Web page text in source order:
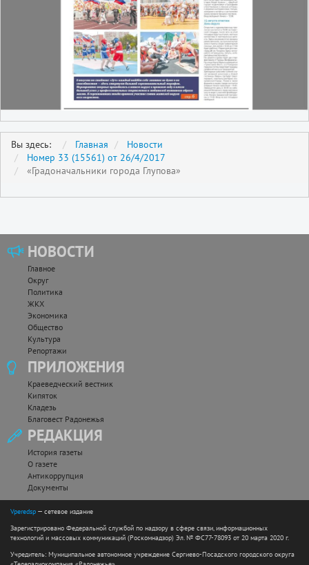
Вы здесь: Главная
Новости
Номер 33 (15561) от 26/4/2017
«Градоначальники города Глупова»
НОВОСТИ
Главное
Округ
Политика
ЖКХ
Экономика
Общество
Культура
Репортажи
ПРИЛОЖЕНИЯ
Краеведческий вестник
Кипяток
Кладезь
Благовест Радонежья
РЕДАКЦИЯ
История газеты
О газете
Антикоррупция
Документы
Vperedsp — сетевое издание
Зарегистрировано Федеральной службой по надзору в сфере связи, информационных
технологий и массовых коммуникаций (Роскомнадзор) Эл. № ФС77-78093 от 20 марта 2020 г.
Учредитель: Муниципальное автономное учреждение Сергиево-Посадского городского округа